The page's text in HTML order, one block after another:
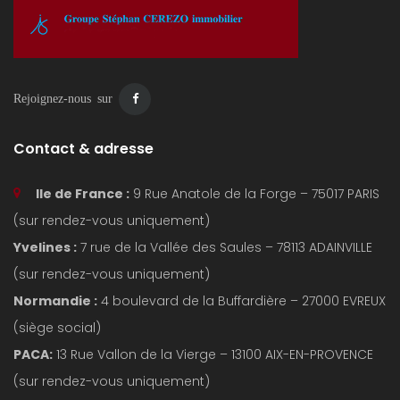
Rejoignez-nous sur
Contact & adresse
Ile de France : 9 Rue Anatole de la Forge – 75017 PARIS
(sur rendez-vous uniquement)
Yvelines : 7 rue de la Vallée des Saules – 78113 ADAINVILLE
(sur rendez-vous uniquement)
Normandie : 4 boulevard de la Buffardière – 27000 EVREUX
(siège social)
PACA: 13 Rue Vallon de la Vierge – 13100 AIX-EN-PROVENCE
(sur rendez-vous uniquement)